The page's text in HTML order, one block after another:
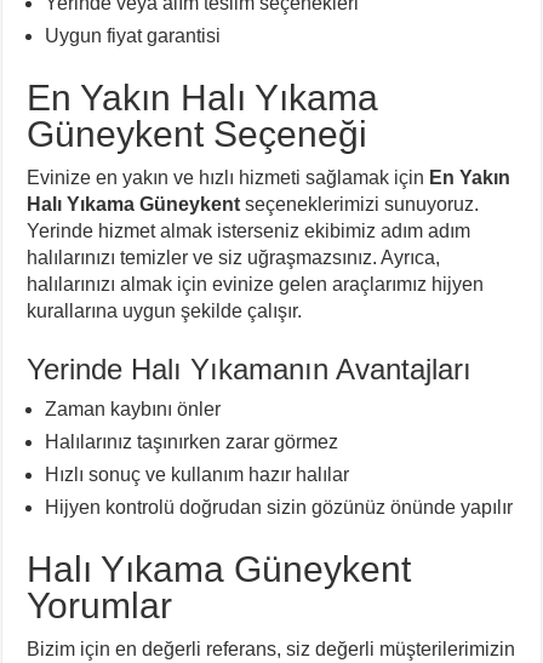
Uygun fiyat garantisi
En Yakın Halı Yıkama
Güneykent Seçeneği
Evinize en yakın ve hızlı hizmeti sağlamak için En Yakın
Halı Yıkama Güneykent seçeneklerimizi sunuyoruz.
Yerinde hizmet almak isterseniz ekibimiz adım adım
halılarınızı temizler ve siz uğraşmazsınız. Ayrıca,
halılarınızı almak için evinize gelen araçlarımız hijyen
kurallarına uygun şekilde çalışır.
Yerinde Halı Yıkamanın Avantajları
Zaman kaybını önler
Halılarınız taşınırken zarar görmez
Hızlı sonuç ve kullanım hazır halılar
Hijyen kontrolü doğrudan sizin gözünüz önünde yapılır
Halı Yıkama Güneykent
Yorumlar
Bizim için en değerli referans, siz değerli müşterilerimizin